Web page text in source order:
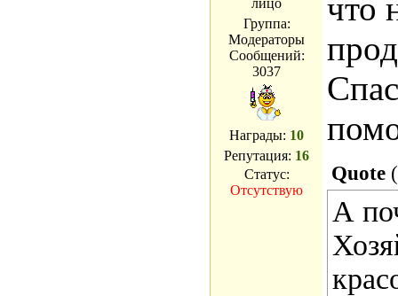
лицо
Группа:
Модераторы
Сообщений:
3037
Награды: 10
Репутация: 16
Статус:
Отсутствую
что
Quote (
А